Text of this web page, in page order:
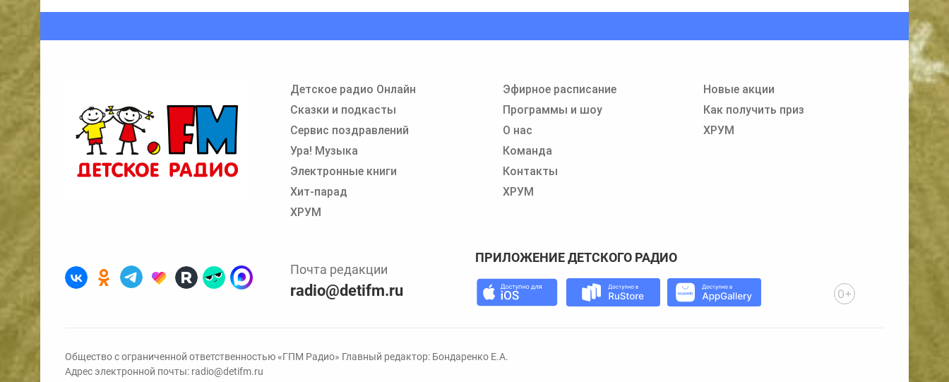
Очередь прослушивания
Добавьте в очередь прослушивания другие записи программ или сказок
Детское радио Онлайн
Сказки и подкасты
Сервис поздравлений
Ура! Музыка
Электронные книги
Хит-парад
ХРУМ
Эфирное расписание
Программы и шоу
О нас
Команда
Контакты
ХРУМ
Новые акции
Как получить приз
ХРУМ
Почта редакции
radio@detifm.ru
ПРИЛОЖЕНИЕ ДЕТСКОГО РАДИО
0+
Общество с ограниченной ответственностью «ГПМ Радио» Главный редактор: Бондаренко Е.А.
Адрес электронной почты: radio@detifm.ru